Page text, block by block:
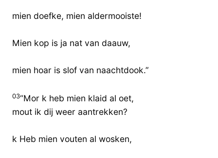
mien doefke, mien aldermooiste!
Mien kop is ja nat van daauw,
mien hoar is slof van naachtdook.”
03“Mor k heb mien klaid al oet,
mout ik dij weer aantrekken?
k Heb mien vouten al wosken,